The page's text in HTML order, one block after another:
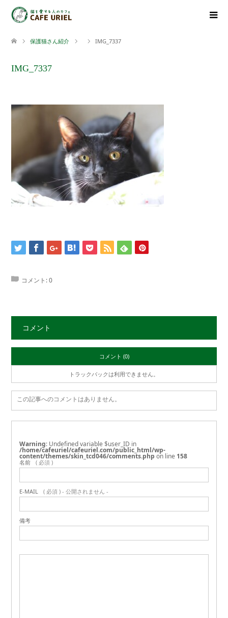
保護猫さん紹介 IMG_7337
IMG_7337
コメント:0
コメント
コメント (0)
トラックバックは利用できません。
この記事へのコメントはありません。
Warning : Undefined variable $user_ID in
/home/cafeuriel/cafeuriel.com/public_html/wp-
content/themes/skin_tcd046/comments.php on line 158
名前 ( 必須 )
E-MAIL ( 必須 ) - 公開されません -
備考